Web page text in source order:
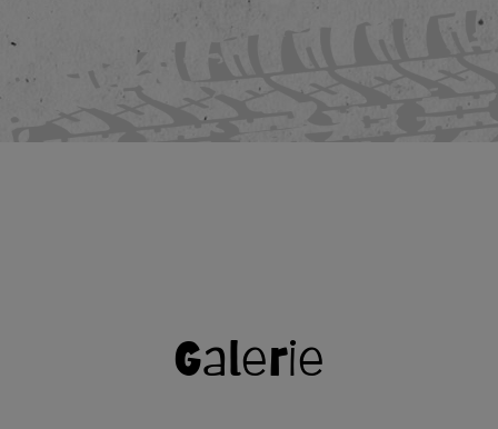
Galerie